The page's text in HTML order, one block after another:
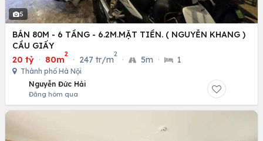
5
BÁN 80M - 6 TẦNG - 6.2M.MẶT TIỀN. ( NGUYỄN KHANG )
CẦU GIẤY
20 tỷ · 80m
2
· 247 tr/m
2
· 5m · 1
Thành phố Hà Nội
Nguyễn Đức Hải
Đăng hôm qua